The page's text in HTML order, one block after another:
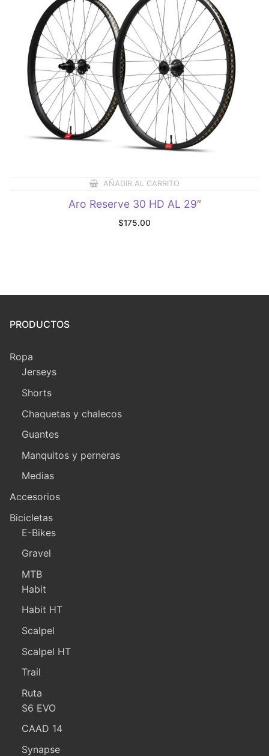
AÑADIR AL CARRITO
Aro Reserve 30 HD AL 29″
$175.00
PRODUCTOS
Ropa
Jerseys
Shorts
Chaquetas y chalecos
Guantes
Manquitos y perneras
Medias
Accesorios
Bicicletas
E-Bikes
Gravel
MTB
Habit
Habit HT
Scalpel
Scalpel HT
Trail
Ruta
S6 EVO
CAAD 14
Synapse